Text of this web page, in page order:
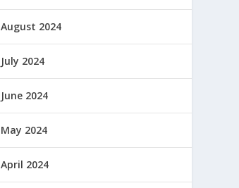
August 2024
July 2024
June 2024
May 2024
April 2024